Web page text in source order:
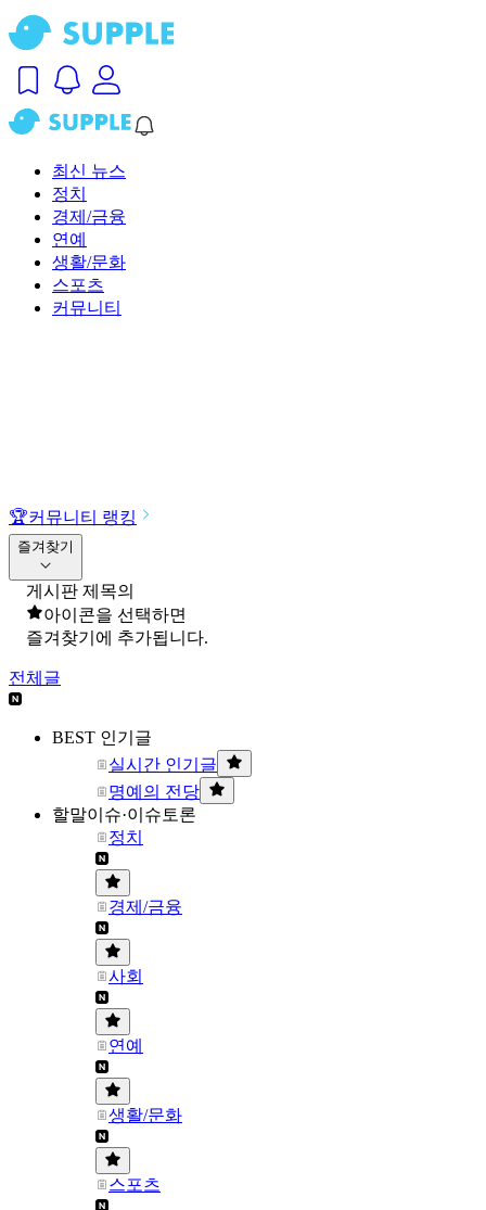
최신 뉴스
정치
경제/금융
연예
생활/문화
스포츠
커뮤니티
🏆커뮤니티 랭킹
즐겨찾기
게시판 제목의
아이콘을 선택하면
즐겨찾기에 추가됩니다.
전체글
BEST 인기글
실시간 인기글
명예의 전당
할말이슈·이슈토론
정치
경제/금융
사회
연예
생활/문화
스포츠